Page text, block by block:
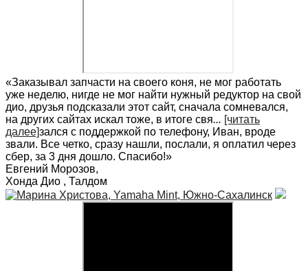
«Заказывал запчасти на своего коня, не мог работать
уже неделю, нигде не мог найти нужный редуктор на свой
дио, друзья подсказали этот сайт, сначала сомневался,
на других сайтах искал тоже, в итоге свя... [читать
далее]зался с поддержкой по телефону, Иван, вроде
звали. Все четко, сразу нашли, послали, я оплатил через
сбер, за 3 дня дошло. Спасибо!»
Евгений Морозов,
Хонда Дио , Талдом